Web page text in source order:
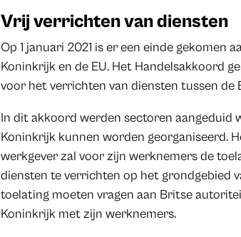
Vrij verrichten van diensten
Op 1 januari 2021 is er een einde gekomen
Koninkrijk en de EU. Het Handelsakkoord
voor het verrichten van diensten tussen de
In dit akkoord werden sectoren aangeduid
Koninkrijk kunnen worden georganiseerd.
werkgever zal voor zijn werknemers de
diensten te verrichten op het grondgebied
toelating moeten vragen aan Britse
Koninkrijk met zijn werknemers.